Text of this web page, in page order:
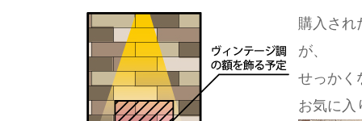
購入され
が、
せっかく
お気に入